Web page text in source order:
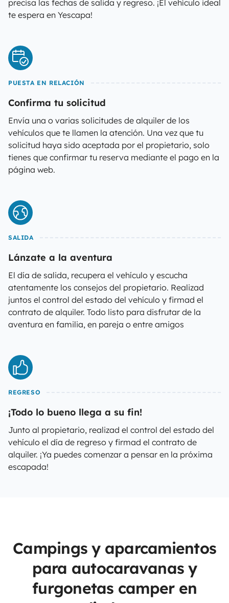
precisa las fechas de salida y regreso. ¡El vehículo ideal
te espera en Yescapa!
PUESTA EN RELACIÓN
Confirma tu solicitud
Envía una o varias solicitudes de alquiler de los
vehículos que te llamen la atención. Una vez que tu
solicitud haya sido aceptada por el propietario, solo
tienes que confirmar tu reserva mediante el pago en la
página web.
SALIDA
Lánzate a la aventura
El día de salida, recupera el vehículo y escucha
atentamente los consejos del propietario. Realizad
juntos el control del estado del vehículo y firmad el
contrato de alquiler. Todo listo para disfrutar de la
aventura en familia, en pareja o entre amigos
REGRESO
¡Todo lo bueno llega a su fin!
Junto al propietario, realizad el control del estado del
vehículo el día de regreso y firmad el contrato de
alquiler. ¡Ya puedes comenzar a pensar en la próxima
escapada!
Campings y aparcamientos
para autocaravanas y
furgonetas camper en